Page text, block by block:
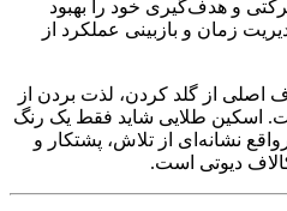
و هدف‌گیری خود را بهبود
زمان و بازبینی عملکرد از
اصلی از گلد کردن، لذت بردن از
اسکین طلایی شاید فقط یک رنگ
نشانه‌ای از تلاش، پشتکار و
دیوتی است.